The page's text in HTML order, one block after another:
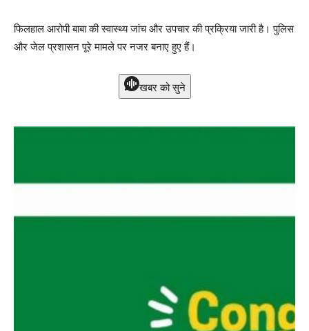
फिलहाल आरोपी बाबा की स्वास्थ्य जांच और उपचार की प्रक्रिया जारी है। पुलिस
और जेल प्रशासन पूरे मामले पर नजर बनाए हुए हैं।
खबर को सुने